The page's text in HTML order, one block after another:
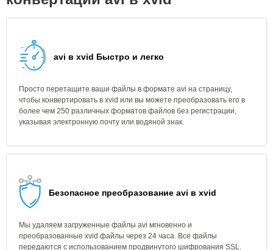
avi в xvid Быстро и легко
Просто перетащите ваши файлы в формате avi на страницу,
чтобы конвертировать в xvid или вы можете преобразовать его в
более чем 250 различных форматов файлов без регистрации,
указывая электронную почту или водяной знак.
Безопасное преобразование avi в xvid
Мы удаляем загруженные файлы avi мгновенно и
преобразованные xvid файлы через 24 часа. Все файлы
передаются с использованием продвинутого шифрования SSL.